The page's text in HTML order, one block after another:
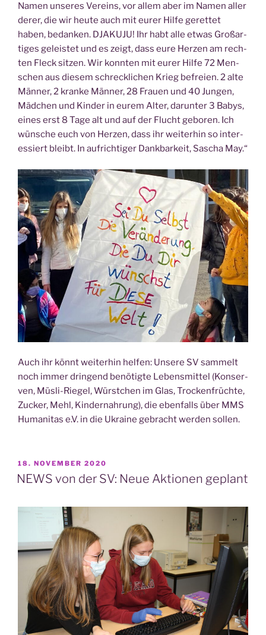
Namen unse­res Ver­eins, vor allem aber im Namen aller
derer, die wir heu­te auch mit eurer Hil­fe geret­tet
haben, bedan­ken. DJAKUJU! Ihr habt alle etwas Groß­ar­
ti­ges geleis­tet und es zeigt, dass eure Her­zen am rech­
ten Fleck sit­zen. Wir konn­ten mit eurer Hil­fe 72 Men­
schen aus die­sem schreck­li­chen Krieg befrei­en. 2 alte
Män­ner, 2 kran­ke Män­ner, 28 Frau­en und 40 Jun­gen,
Mäd­chen und Kin­der in eurem Alter, dar­un­ter 3 Babys,
eines erst 8 Tage alt und auf der Flucht gebo­ren. Ich
wün­sche euch von Her­zen, dass ihr wei­ter­hin so inter­
es­siert bleibt. In auf­rich­ti­ger Dank­bar­keit, Sascha May.“
Auch ihr könnt wei­ter­hin hel­fen: Unse­re SV sam­melt
noch immer drin­gend benö­tig­te Lebens­mit­tel (Kon­ser­
ven, Müs­li-Rie­gel, Würst­chen im Glas, Tro­cken­früch­te,
Zucker, Mehl, Kin­der­nah­rung), die eben­falls über MMS
Huma­ni­tas e.V. in die Ukrai­ne gebracht wer­den sollen.
VERÖFFENTLICHT
AM
18. NOVEMBER 2020
NEWS von der SV: Neue Aktionen geplant